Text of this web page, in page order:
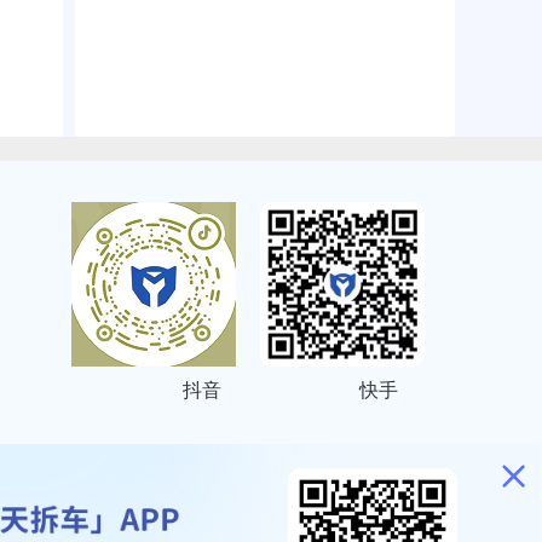
抖音 快手
号